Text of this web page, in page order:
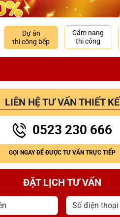
Dự án
thi công bếp
Cẩm nang
thi công
LIÊN HỆ TƯ VẤN THIẾT KẾ
0523 230 666
GỌI NGAY ĐỂ ĐƯỢC TƯ VẤN TRỰC TIẾP
ĐẶT LỊCH TƯ VẤN
Số điện thoại